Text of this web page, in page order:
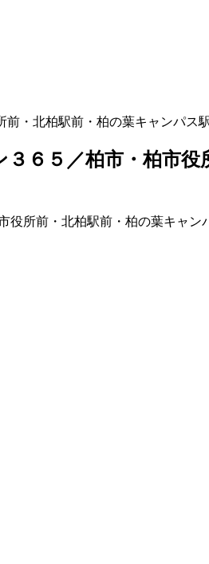
・北柏駅前・柏の葉キャンパス
６５／柏市・柏市